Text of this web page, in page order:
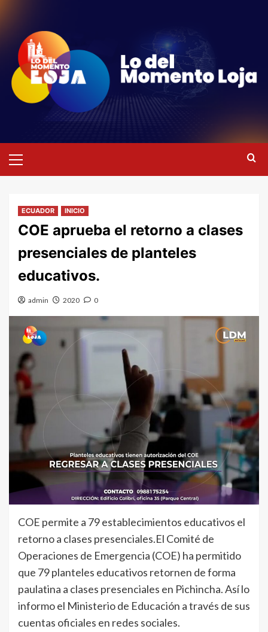
contenido
primario
ECUADOR INICIO
COE aprueba el retorno a clases
presenciales de planteles
educativos.
admin 2020 0
COE permite a 79 establecimientos educativos el
retorno a clases presenciales.El Comité de
Operaciones de Emergencia (COE) ha permitido
que 79 planteles educativos retornen de forma
paulatina a clases presenciales en Pichincha. Así lo
informo el Ministerio de Educación a través de sus
cuentas oficiales en redes sociales.